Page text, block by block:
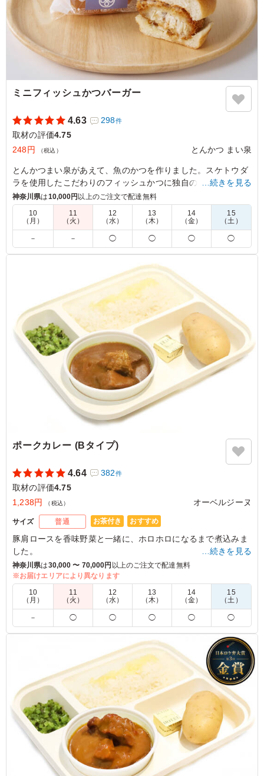
ミニフィッシュかつバーガー
4.63 298件
取材の評価4.75
248円
（税込） とんかつ まい泉
とんかつまい泉があえて、魚のかつを作りました。スケトウダ
ラを使用したこだわりのフィッシュかつに独自のタルタルソー
スを合わせました。
小さなバーガーの大きな美味しさをお楽しみください。
お土産や差し入れ、パーティーなどにも最適です。
※350mlペットボトル茶(サントリー伊右衛門)がメーカー都合
により終売となります。280mlペットボトル茶(サントリー伊右
衛門)に変更となります。
切替え期間中は在庫状況により350mlペットボトル茶(サントリ
ー伊右衛門)をお届けする場合がございます。
5.0 株式会社TBSテレビ
お肉以外があるのも嬉しいです！このフィッシュカツバー
ガーもサイズ感もちょうどよく、コスパ抜群だと思いま
す！すぐに売り切れてしまったので、次回は多めに発注し
ます！ありがとうございました！
ロケ・撮影›取材
…続きを見る
神奈川県は10,000円 以上のご注文で配達無料
10
（月）
11
（火）
12
（水）
13
（木）
14
（金）
15
（土）
－ － ◯ ◯ ◯ ◯
ポークカレー (Bタイプ)
4.64 382件
取材の評価4.75
1,238円
（税込） オーベルジーヌ
サイズ 普通 お茶付き おすすめ
豚肩ロースを香味野菜と一緒に、ホロホロになるまで煮込みま
した。
豚肉の旨味とブイヨンが合わさることで、カレーの魅力を引き
立てます。
濃厚だけど、後味さっぱり。女性にも人気の高い一品です。
※喫食までにバターが溶けてしまう場合がございます。冷蔵庫
等で保管できるご用意をお願い致します。
※オプションにて店舗ロゴ入りの紙のスリーブケース(化粧箱)
をご用意しております。ご希望の際は下記「ご飯の種類」プル
ダウンよりご選択ください。
また、画像サンプルはカテゴリ：「オプション」内の「スリー
ブケース(化粧箱)」をご参照ください。各商品共通のケースと
なります。
5.0 TBSテレビ
分厚い大きいお肉がゴロゴロとたくさん入っており食べ応
えがあって人気でした。 お肉自体固くなく、ホロホロし
ているので食べやすくてよかったです。 ジャガイモもあ
…続きを見る
神奈川県は30,000 〜 70,000円 以上のご注文で配達無料
※お届けエリアにより異なります
10
（月）
11
（火）
12
（水）
13
（木）
14
（金）
15
（土）
－ ◯ ◯ ◯ ◯ ◯